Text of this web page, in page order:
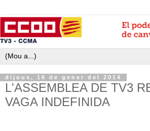
dijous, 16 de gener del 2014
L'ASSEMBLEA DE TV3
VAGA INDEFINIDA